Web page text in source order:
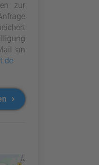
zur
an